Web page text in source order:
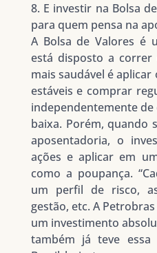
8. E investir na Bolsa
para quem pensa na
A Bolsa de Valores é
está disposto a
mais saudável é
estáveis e comprar
independentemente
baixa. Porém, quando
aposentadoria, o
ações e aplicar em
como a poupança.
um perfil de risco,
gestão, etc. A
um investimento
também já teve